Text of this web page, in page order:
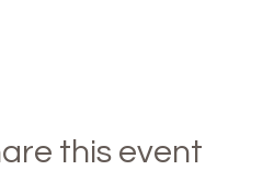
this event